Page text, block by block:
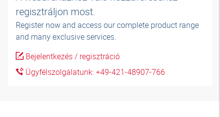
regisztráljon most.
Register now and access our complete product range
and many exclusive services.
Bejelentkezés / regisztráció
Ügyfélszolgálatunk: +49-421-48907-766